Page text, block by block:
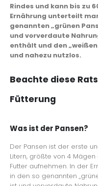
Rindes und kann bis zu
Ernährung unterteilt
genannten „grünen
und vorverdaute
enthält und den
und nahezu nutzlos.
Beachte diese
Fütterung
Was ist der Pansen?
Der Pansen ist der erste
Litern, größte von 4
Futter aufnehmen. In der
in den so genannten